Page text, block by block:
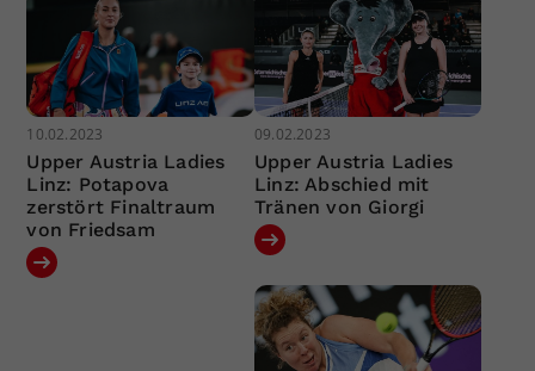
10.02.2023
Upper Austria Ladies
Linz: Potapova
zerstört Finaltraum
von Friedsam
09.02.2023
Upper Austria Ladies
Linz: Abschied mit
Tränen von Giorgi